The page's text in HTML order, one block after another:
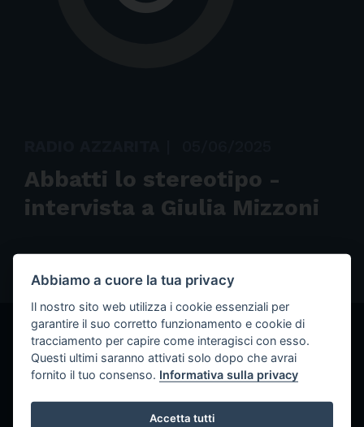
Abbatti lo stereotipo -
intervista a Giulia Mizzoni
GLI ALTRI EPISODI
play_circle_filled
Un disco ogni... quanno ce pare - Wish
you were here dei Pink Floyd
Abbiamo a cuore la tua privacy
Il nostro sito web utilizza i cookie essenziali per
garantire il suo corretto funzionamento e cookie di
tracciamento per capire come interagisci con esso.
Questi ultimi saranno attivati solo dopo che avrai
fornito il tuo consenso. Informativa sulla privacy
Accetta tutti